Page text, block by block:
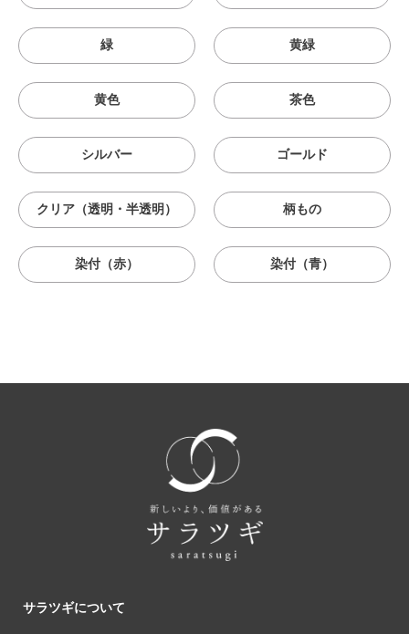
緑 黄緑
黄色 茶色
シルバー ゴールド
クリア（透明・半透明） 柄もの
染付（赤） 染付（青）
サラツギについて